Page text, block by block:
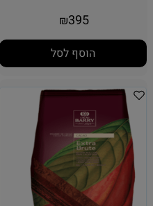
₪395
הוסף לסל